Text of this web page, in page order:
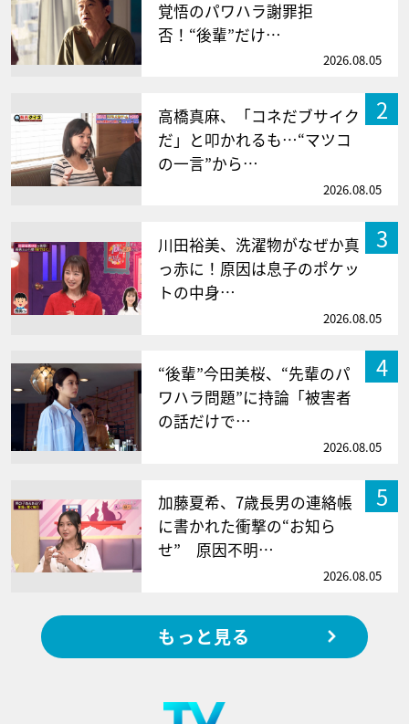
覚悟のパワハラ謝罪拒
否！“後輩”だけ…
2026.08.05
2
高橋真麻、「コネだブサイク
だ」と叩かれるも…“マツコ
の一言”から…
2026.08.05
3
川田裕美、洗濯物がなぜか真
っ赤に！原因は息子のポケッ
トの中身…
2026.08.05
4
“後輩”今田美桜、“先輩のパ
ワハラ問題”に持論「被害者
の話だけで…
2026.08.05
5
加藤夏希、7歳長男の連絡帳
に書かれた衝撃の“お知ら
せ” 原因不明…
2026.08.05
もっと見る